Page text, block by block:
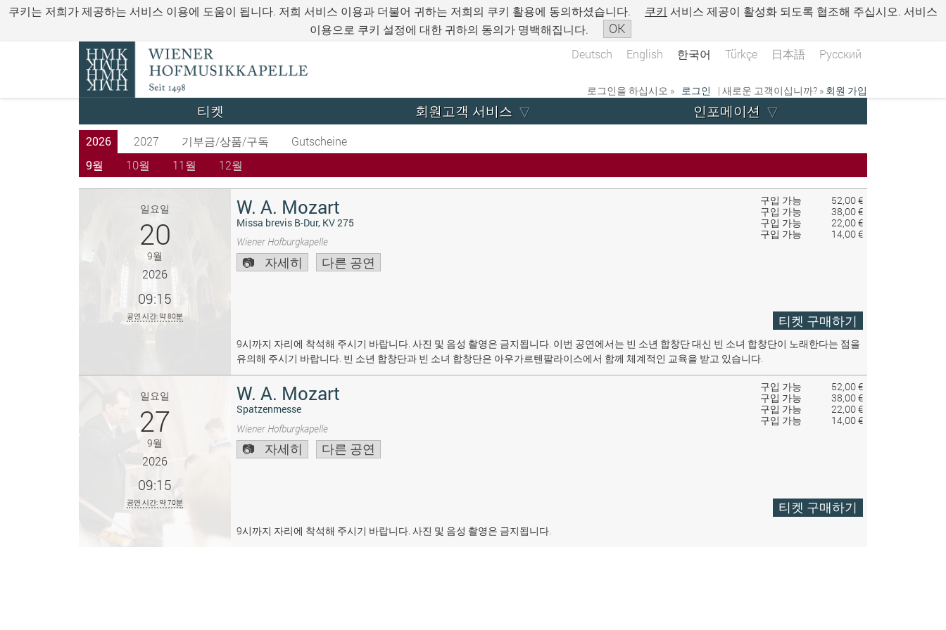
쿠키는 저희가 제공하는 서비스 이용에 도움이 됩니다. 저희 서비스 이용과 더불어 귀하는 저희의 쿠키 활용에 동의하셨습니다. 쿠키 서비스 제공이 활성화 되도록 협조해 주십시오. 서비스
이용으로 쿠키 설정에 대한 귀하의 동의가 명백해집니다.
OK
Deutsch English 한국어 Türkçe 日本語 Русский
로그인을 하십시오 » 로그인 | 새로운 고객이십니까? » 회원 가입
티켓 회원고객 서비스 인포메이션
2026 2027 기부금/상품/구독
Gutscheine
9월
10월 11월 12월
구입 가능
52,00 €
구입 가능
38,00 €
구입 가능
22,00 €
구입 가능
14,00 €
일요일
20
9월
2026
09:15
공연 시간: 약 80분
W. A. Mozart
Missa brevis B-Dur, KV 275
Wiener Hofburgkapelle
자세히 다른 공연
티켓 구매하기
9시까지 자리에 착석해 주시기 바랍니다. 사진 및 음성 촬영은 금지됩니다. 이번 공연에서는 빈 소년 합창단 대신 빈 소녀 합창단이 노래한다는 점을
유의해 주시기 바랍니다. 빈 소년 합창단과 빈 소녀 합창단은 아우가르텐팔라이스에서 함께 체계적인 교육을 받고 있습니다.
구입 가능
52,00 €
구입 가능
38,00 €
구입 가능
22,00 €
구입 가능
14,00 €
일요일
27
9월
2026
09:15
공연 시간: 약 70분
W. A. Mozart
Spatzenmesse
Wiener Hofburgkapelle
자세히 다른 공연
티켓 구매하기
9시까지 자리에 착석해 주시기 바랍니다. 사진 및 음성 촬영은 금지됩니다.